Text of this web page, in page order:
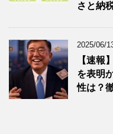
さと納
2025/06/
【速報
を表明
性は？